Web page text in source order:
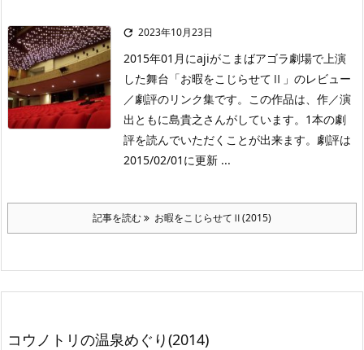
 2023年10月23日
2015年01月にajiがこまばアゴラ劇場で上演
した舞台「お暇をこじらせてⅡ」のレビュー
／劇評のリンク集です。この作品は、作／演
出ともに島貴之さんがしています。1本の劇
評を読んでいただくことが出来ます。劇評は
2015/02/01に更新 ...
記事を読む お暇をこじらせてⅡ(2015)
コウノトリの温泉めぐり(2014)